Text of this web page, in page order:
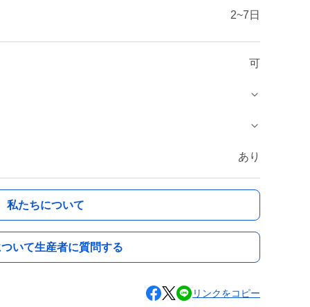
2~7日
可
あり
私たちについて
いて生産者に質問する
リンクをコピー